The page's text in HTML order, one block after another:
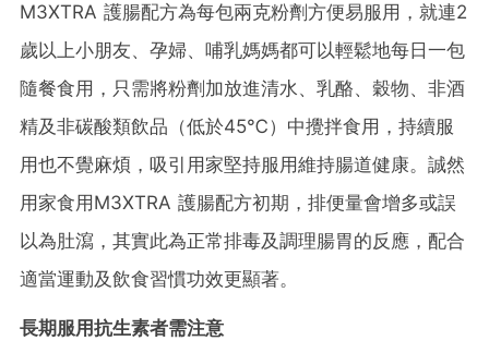
M3XTRA 護腸配方為每包兩克粉劑方便易服用，就連2
歲以上小朋友、孕婦、哺乳媽媽都可以輕鬆地每日一包
隨餐食用，只需將粉劑加放進清水、乳酪、穀物、非酒
精及非碳酸類飲品（低於45℃）中攪拌食用，持續服
用也不覺麻煩，吸引用家堅持服用維持腸道健康。誠然
用家食用M3XTRA 護腸配方初期，排便量會增多或誤
以為肚瀉，其實此為正常排毒及調理腸胃的反應，配合
適當運動及飲食習慣功效更顯著。
長期服用抗生素者需注意